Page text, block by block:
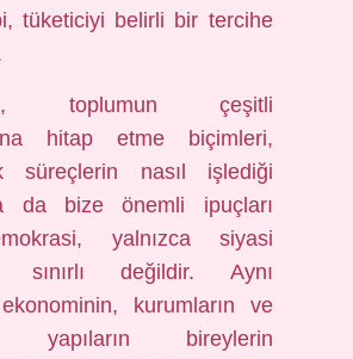
tüketiciyi belirli bir tercihe
toplumun çeşitli
hitap etme biçimleri,
süreçlerin nasıl işlediği
da bize önemli ipuçları
yalnızca siyasi
sınırlı değildir. Aynı
kurumların ve
yapıların bireylerin